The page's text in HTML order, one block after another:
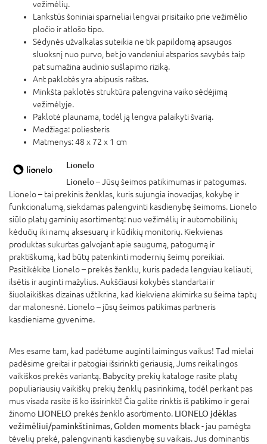
vežimėlių.
Lankstūs šoniniai sparneliai lengvai prisitaiko prie vežimėlio
pločio ir atlošo tipo.
Sėdynės užvalkalas suteikia ne tik papildomą apsaugos
sluoksnį nuo purvo, bet jo vandeniui atsparios savybės taip
pat sumažina audinio sušlapimo riziką.
Ant paklotės yra abipusis raštas.
Minkšta paklotės struktūra palengvina vaiko sėdėjimą
vežimėlyje.
Paklotė plaunama, todėl ją lengva palaikyti švarią.
Medžiaga: poliesteris
Matmenys: 48 x 72 x 1 cm
Lionelo
Lionelo– Jūsų šeimos patikimumas ir patogumas.
Lionelo – tai prekinis ženklas, kuris sujungia inovacijas, kokybę ir
funkcionalumą, siekdamas palengvinti kasdienybę šeimoms. Lionelo
siūlo platų gaminių asortimentą: nuo vežimėlių ir automobilinių
kėdučių iki namų aksesuarų ir kūdikių monitorių. Kiekvienas
produktas sukurtas galvojant apie saugumą, patogumą ir
praktiškumą, kad būtų patenkinti modernių šeimų poreikiai.
Pasitikėkite Lionelo – prekės ženklu, kuris padeda lengviau keliauti,
ilsėtis ir auginti mažylius. Aukščiausi kokybės standartai ir
šiuolaikiškas dizainas užtikrina, kad kiekviena akimirka su šeima taptų
dar malonesnė. Lionelo – jūsų šeimos patikimas partneris
kasdieniame gyvenime.
Mes esame tam, kad padėtume auginti laimingus vaikus! Tad mielai
padėsime greitai ir patogiai išsirinkti geriausią, Jums reikalingos
vaikiškos prekės variantą. Babycity prekių kataloge rasite platų
populiariausių vaikiškų prekių ženklų pasirinkimą, todėl perkant pas
mus visada rasite iš ko išsirinkti! Čia galite rinktis iš patikimo ir gerai
žinomo LIONELO prekės ženklo asortimento. LIONELO įdėklas
vežimėliui/paminkštinimas, Golden moments black- jau pamėgta
tėvelių prekė, palengvinanti kasdienybę su vaikais. Jus dominantis